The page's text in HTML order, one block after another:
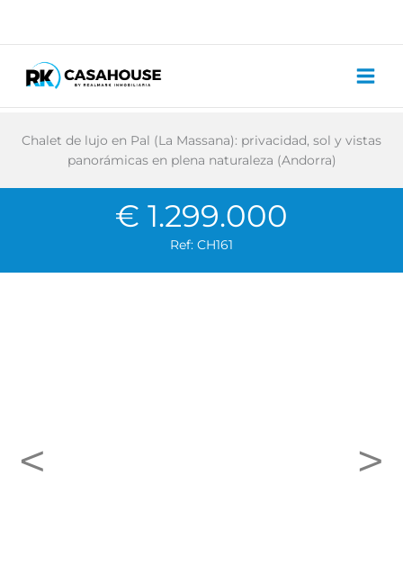
contenido
Chalet de lujo en Pal (La Massana): privacidad, sol y vistas
panorámicas en plena naturaleza (Andorra)
€ 1.299.000
Ref: CH161
< >